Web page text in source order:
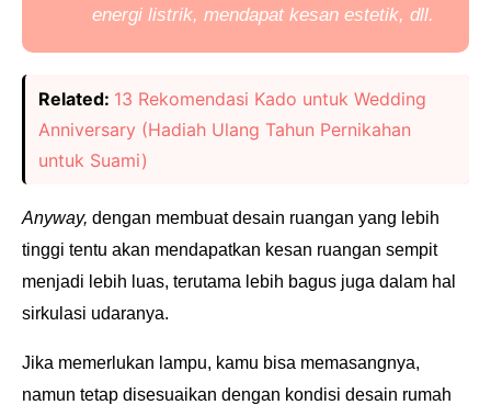
energi listrik, mendapat kesan estetik, dll.
Related: 13 Rekomendasi Kado untuk Wedding
Anniversary (Hadiah Ulang Tahun Pernikahan
untuk Suami)
Anyway, dengan membuat desain ruangan yang lebih
tinggi tentu akan mendapatkan kesan ruangan sempit
menjadi lebih luas, terutama lebih bagus juga dalam hal
sirkulasi udaranya.
Jika memerlukan lampu, kamu bisa memasangnya,
namun tetap disesuaikan dengan kondisi desain rumah